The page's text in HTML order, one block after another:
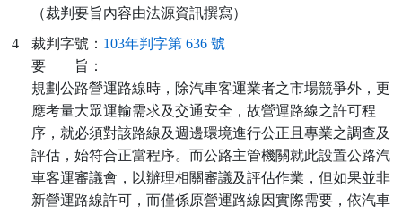
（裁判要旨內容由法源資訊撰寫）
4
裁判字號： 103年判字第 636 號
要
旨：
規劃公路營運路線時，除汽車客運業者之市場競爭外，更
應考量大眾運輸需求及交通安全，故營運路線之許可程
序，就必須對該路線及週邊環境進行公正且專業之調查及
評估，始符合正當程序。而公路主管機關就此設置公路汽
車客運審議會，以辦理相關審議及評估作業，但如果並非
新營運路線許可，而僅係原營運路線因實際需要，依汽車